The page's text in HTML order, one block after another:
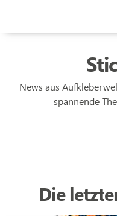
News aus
spannende
Die